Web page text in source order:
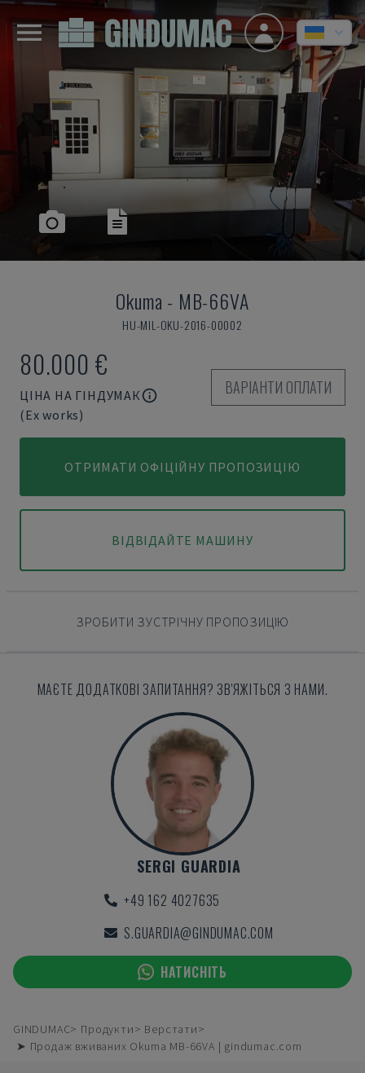
Okuma - MB-66VA
HU-MIL-OKU-2016-00002
80.000 €
ЦІНА НА ГІНДУМАК
(Ex works)
ВАРІАНТИ ОПЛАТИ
ОТРИМАТИ ОФІЦІЙНУ ПРОПОЗИЦІЮ
ВІДВІДАЙТЕ МАШИНУ
ЗРОБИТИ ЗУСТРІЧНУ ПРОПОЗИЦІЮ
МАЄТЕ ДОДАТКОВІ ЗАПИТАННЯ? ЗВ'ЯЖІТЬСЯ З НАМИ.
SERGI GUARDIA
+49 162 4027635
S.GUARDIA@GINDUMAC.COM
НАТИСНІТЬ
GINDUMAC Продукти
Верстати
➤ Продаж вживаних Okuma MB-66VA | gindumac.com